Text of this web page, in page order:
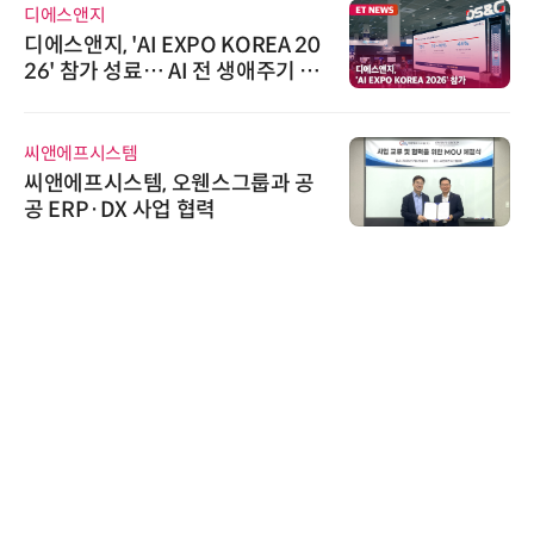
“특허분석도 AI와 함께”…IP산업
'AX' 시대 본격화, 지식재산처 1호
슈퍼솔루션
슈퍼솔루션, 2026 Next-Gen AI C
ooling Summit 성황리 성료